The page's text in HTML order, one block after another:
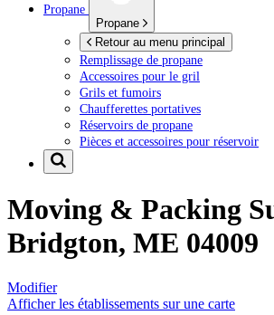
Propane
Propane
Retour au menu principal
Remplissage de propane
Accessoires pour le gril
Grils et fumoirs
Chaufferettes portatives
Réservoirs de propane
Pièces et accessoires pour réservoir
Moving & Packing
Bridgton, ME 04009
Modifier
Afficher les établissements sur une carte